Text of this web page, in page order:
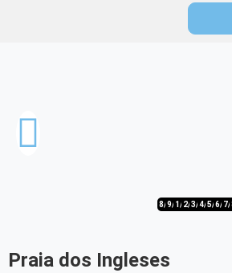
8/99/91/92/93/94/95/96/97/
Praia dos Ingleses